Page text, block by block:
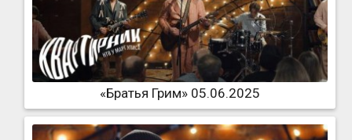
«Братья Грим» 05.06.2025